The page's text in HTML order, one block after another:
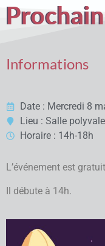
Informations
Date : Mercredi 8
Lieu : Salle
Horaire : 14h-18h
L’événement est
Il débute à 14h.